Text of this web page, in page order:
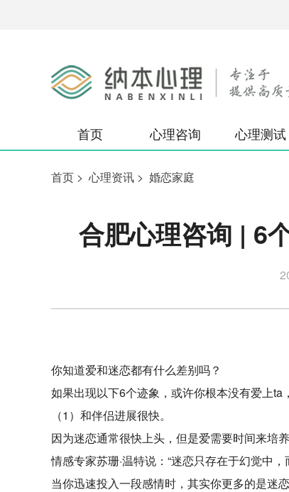
首页 心理咨询 心理测试
首页 > 心理资讯 > 婚恋家庭
合肥心理咨询 | 6
你知道爱和迷恋都有什么差别吗？
如果出现以下6个迹象，或许你根本没有爱上ta
（1）和伴侣进展很快。
因为迷恋通常很快上头，但是爱需要时间来培养
情感专家苏珊·温特说：“迷恋只存在于幻觉中
当你迅速投入一段感情时，其实你更多的是迷